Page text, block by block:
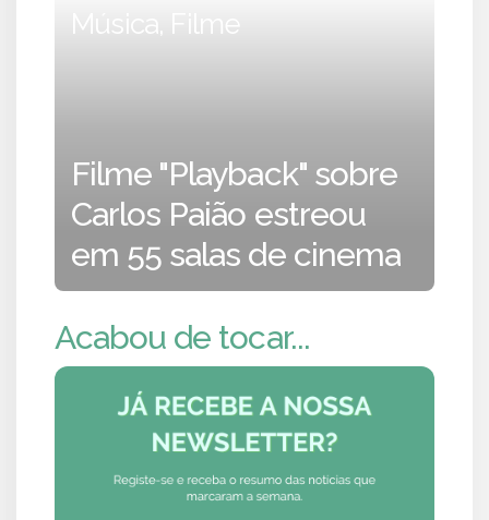
Música, Filme
Filme "Playback" sobre
Carlos Paião estreou
em 55 salas de cinema
Acabou de tocar...